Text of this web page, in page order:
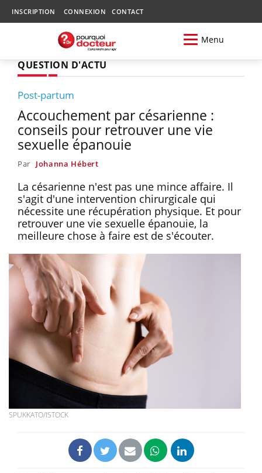
INSCRIPTION CONNEXION CONTACT
Menu
QUESTION D'ACTU
Post-partum
Accouchement par césarienne :
conseils pour retrouver une vie
sexuelle épanouie
Par Johanna Hébert
La césarienne n'est pas une mince affaire. Il
s'agit d'une intervention chirurgicale qui
nécessite une récupération physique. Et pour
retrouver une vie sexuelle épanouie, la
meilleure chose à faire est de s'écouter.
SPUKKATO/ISTOCK